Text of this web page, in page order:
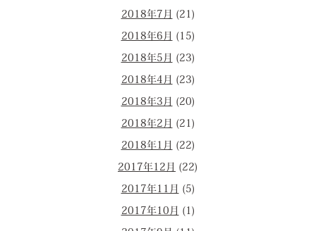
2018年7月 (21)
2018年6月 (15)
2018年5月 (23)
2018年4月 (23)
2018年3月 (20)
2018年2月 (21)
2018年1月 (22)
2017年12月 (22)
2017年11月 (5)
2017年10月 (1)